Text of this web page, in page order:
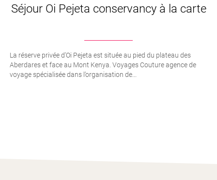
Séjour Oi Pejeta conservancy à la carte
La réserve privée d’Oi Pejeta est située au pied du plateau des
Aberdares et face au Mont Kenya. Voyages Couture agence de
voyage spécialisée dans l’organisation de...